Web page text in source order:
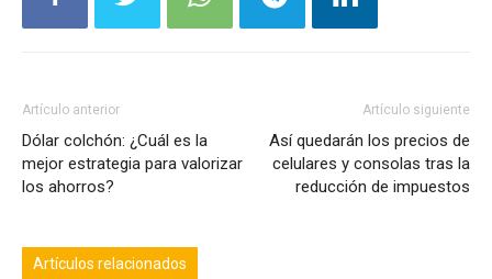
Dólar colchón: ¿Cuál es la
mejor estrategia para valorizar
los ahorros?
Así quedarán los precios de
celulares y consolas tras la
reducción de impuestos